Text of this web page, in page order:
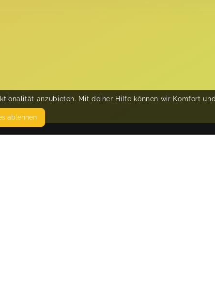
anzubieten. Mit deiner Hilfe können wir Komfort
ablehnen